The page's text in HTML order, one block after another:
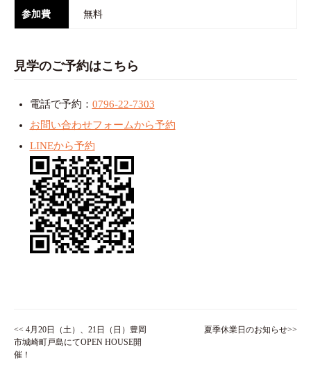
参加費 無料
見学のご予約はこちら
電話で予約： 0796-22-7303
お問い合わせフォームから予約
LINEから予約
<< 4月20日（土）、21日（日）豊岡
市城崎町戸島にてOPEN HOUSE開
催！
夏季休業日のお知らせ>>